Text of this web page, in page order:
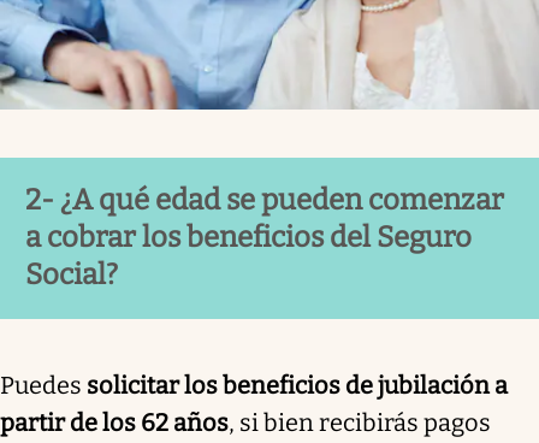
2- ¿A qué edad se pueden comenzar
a cobrar los beneficios del Seguro
Social?
Puedes solicitar los beneficios de jubilación a
partir de los 62 años, si bien recibirás pagos